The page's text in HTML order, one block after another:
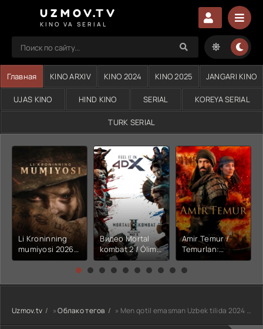
UZMOV.TV
KINO VA SERIAL
Главная KINO ARXIV KINO 2024 KINO 2025 JANGARI KINO
UJAS KINO HIND KINO SERIAL KOREYA SERIAL
TURK SERIAL
Li Kroninning
mumiyosi 2026
(uzbek tilida
kino) tarjima HD
Видео Mortal
kombat 2 / Ólim
jangi 2 (2026)
Uzbek tilida
Amir Temur /
Temurlan:
Fathchining
yuksalishi
tarjima kino Full
HD tas-ix
Uzmov.tv »Облако тегов » Men qotil emasman Uzbek tilida 2024 AQSH kinosi O'zbek tilida tarjima 720 HD Skachat